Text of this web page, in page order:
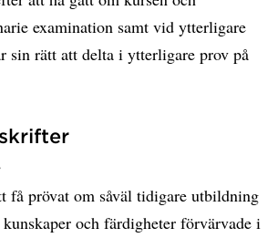
examination samt vid ytterligare
rätt att delta i ytterligare prov på
få prövat om såväl tidigare utbildning
kunskaper och färdigheter förvärvade i